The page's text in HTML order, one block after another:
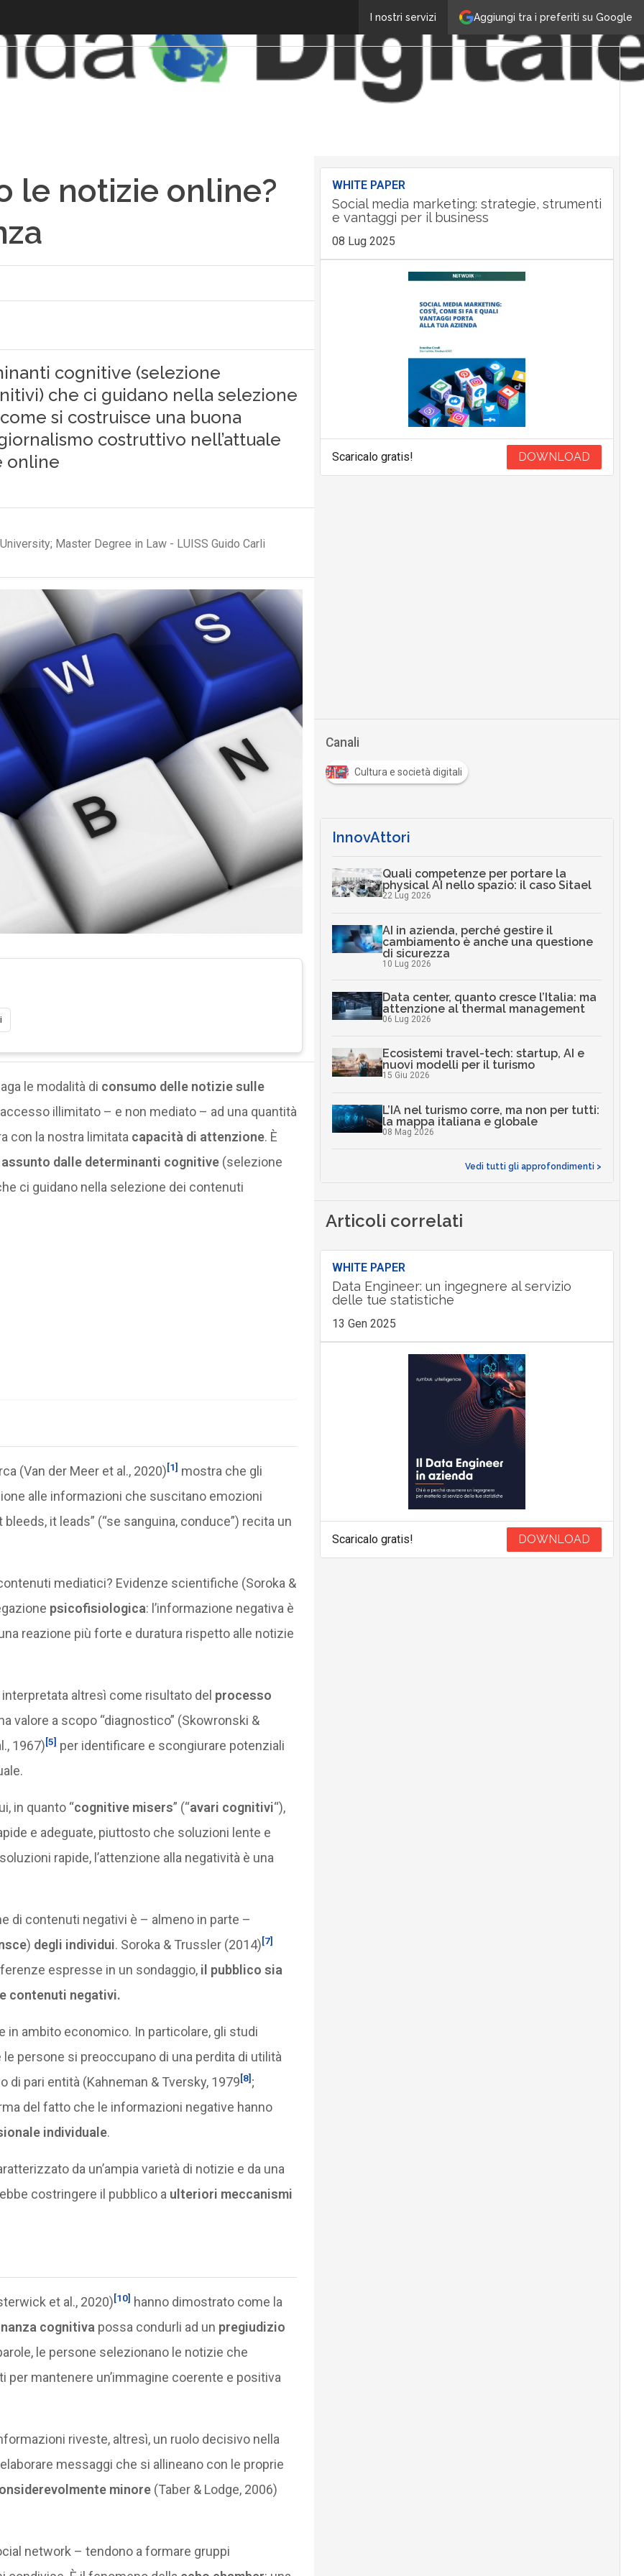
Aggiungi tra i preferiti su Google
I nostri servizi
le notizie online?
cognitive (selezione
che ci guidano nella selezione
si costruisce una buona
costruttivo nell’attuale
online
Master Degree in Law - LUISS Guido Carli
le modalità di consumo delle notizie sulle
illimitato – e non mediato – ad una quantità
con la nostra limitata capacità di attenzione. È
dalle determinanti cognitive(selezione
ci guidano nella selezione dei contenuti
(Van der Meer et al., 2020)[1] mostra che gli
alle informazioni che suscitano emozioni
bleeds, it leads” (“se sanguina, conduce”) recita un
mediatici? Evidenze scientifiche (Soroka &
psicofisiologica: l’informazione negativa è
reazione più forte e duratura rispetto alle notizie
altresì come risultato del processo
valore a scopo “diagnostico” (Skowronski &
1967)[5] per identificare e scongiurare potenziali
in quanto “cognitive misers” (“avari cognitivi“),
e adeguate, piuttosto che soluzioni lente e
rapide, l’attenzione alla negatività è una
di contenuti negativi è – almeno in parte –
) degli individui. Soroka & Trussler (2014)[7]
espresse in un sondaggio, il pubblico sia
contenuti negativi.
in ambito economico. In particolare, gli studi
persone si preoccupano di una perdita di utilità
di pari entità (Kahneman & Tversky, 1979[8] ;
del fatto che le informazioni negative hanno
individuale.
da un’ampia varietà di notizie e da una
costringere il pubblico a ulteriori meccanismi
et al., 2020)[10] hanno dimostrato come la
cognitiva possa condurli ad un pregiudizio
le persone selezionano le notizie che
mantenere un’immagine coerente e positiva
riveste, altresì, un ruolo decisivo nella
messaggi che si allineano con le proprie
minore(Taber & Lodge, 2006)
network – tendono a formare gruppi
WHITE PAPER
Social media marketing: strategie, strumenti
e vantaggi per il business
08 Lug 2025
Scaricalo gratis! DOWNLOAD
Canali
Cultura e società digitali
InnovAttori
Quali competenze per portare la
physical AI nello spazio: il caso Sitael
22 Lug 2026
AI in azienda, perché gestire il
cambiamento è anche una questione
di sicurezza
10 Lug 2026
Data center, quanto cresce l’Italia: ma
attenzione al thermal management
06 Lug 2026
Ecosistemi travel-tech: startup, AI e
nuovi modelli per il turismo
15 Giu 2026
L’IA nel turismo corre, ma non per tutti:
la mappa italiana e globale
08 Mag 2026
Vedi tutti gli approfondimenti >
Articoli correlati
WHITE PAPER
Data Engineer: un ingegnere al servizio
delle tue statistiche
13 Gen 2025
Scaricalo gratis! DOWNLOAD